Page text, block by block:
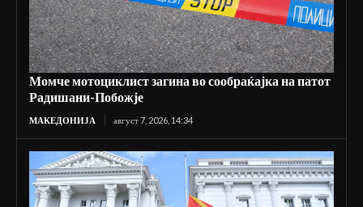
Момче мотоциклист загина во сообраќајка на патот
Радишани-Побожје
МАКЕДОНИЈА август 7, 2026, 14:34